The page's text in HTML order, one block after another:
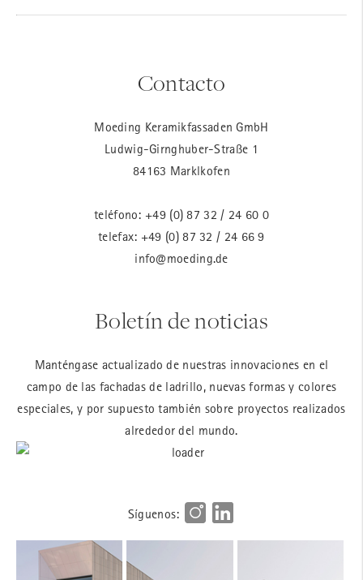
Contacto
Moeding Keramikfassaden GmbH
Ludwig-Girnghuber-Straße 1
84163 Marklkofen
teléfono: +49 (0) 87 32 / 24 60 0
telefax: +49 (0) 87 32 / 24 66 9
info@moeding.de
Boletín de noticias
Manténgase actualizado de nuestras innovaciones en el
campo de las fachadas de ladrillo, nuevas formas y colores
especiales, y por supuesto también sobre proyectos realizados
alrededor del mundo.
Síguenos: